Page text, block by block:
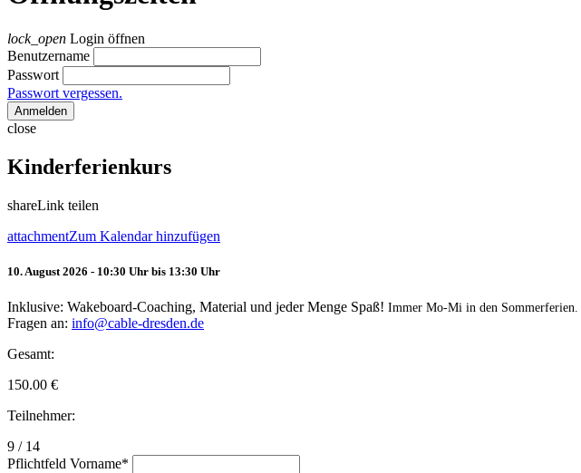
lock_open Login öffnen
Benutzername
Passwort
Passwort vergessen.
Anmelden
close
Kinderferienkurs
shareLink teilen
attachmentZum Kalendar hinzufügen
10. August 2026 - 10:30 Uhr bis 13:30 Uhr
Inklusive: Wakeboard-Coaching, Material und jeder Menge Spaß! Immer Mo-Mi in den Sommerferien.
Fragen an: info@cable-dresden.de
Gesamt:
150.00 €
Teilnehmer:
9 / 14
Pflichtfeld Vorname*